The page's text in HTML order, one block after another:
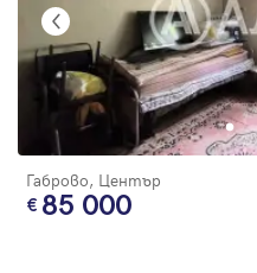
Габрово, Център
85 000